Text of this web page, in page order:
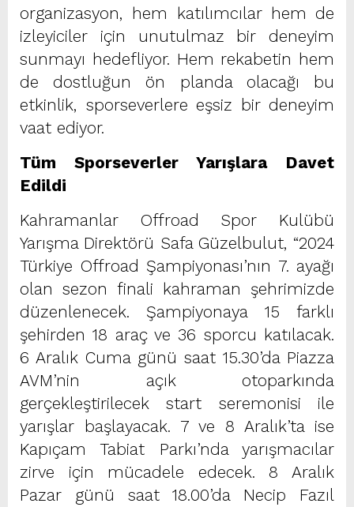
organizasyon, hem katılımcılar hem de
izleyiciler için unutulmaz bir deneyim
sunmayı hedefliyor. Hem rekabetin hem
de dostluğun ön planda olacağı bu
etkinlik, sporseverlere eşsiz bir deneyim
vaat ediyor.
Tüm Sporseverler Yarışlara Davet
Edildi
Kahramanlar Offroad Spor Kulübü
Yarışma Direktörü Safa Güzelbulut, “2024
Türkiye Offroad Şampiyonası’nın 7. ayağı
olan sezon finali kahraman şehrimizde
düzenlenecek. Şampiyonaya 15 farklı
şehirden 18 araç ve 36 sporcu katılacak.
6 Aralık Cuma günü saat 15.30’da Piazza
AVM’nin açık otoparkında
gerçekleştirilecek start seremonisi ile
yarışlar başlayacak. 7 ve 8 Aralık’ta ise
Kapıçam Tabiat Parkı’nda yarışmacılar
zirve için mücadele edecek. 8 Aralık
Pazar günü saat 18.00’da Necip Fazıl